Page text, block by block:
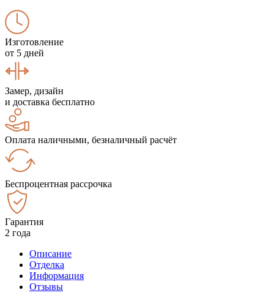
Изготовление
от 5 дней
Замер, дизайн
и доставка бесплатно
Оплата наличными, безналичный расчёт
Беспроцентная рассрочка
Гарантия
2 года
Описание
Отделка
Информация
Отзывы